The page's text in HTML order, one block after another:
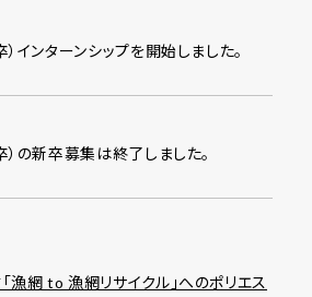
インターンシップを開始しました。
の新卒募集は終了しました。
漁網 to 漁網リサイクル」へのポリエス